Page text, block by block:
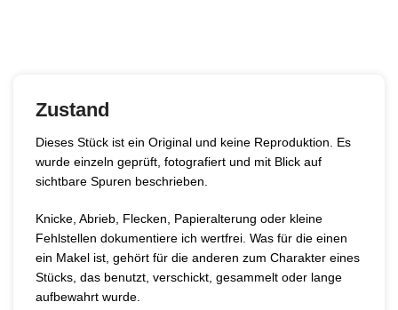
Zustand
Dieses Stück ist ein Original und keine Reproduktion. Es
wurde einzeln geprüft, fotografiert und mit Blick auf
sichtbare Spuren beschrieben.
Knicke, Abrieb, Flecken, Papieralterung oder kleine
Fehlstellen dokumentiere ich wertfrei. Was für die einen
ein Makel ist, gehört für die anderen zum Charakter eines
Stücks, das benutzt, verschickt, gesammelt oder lange
aufbewahrt wurde.